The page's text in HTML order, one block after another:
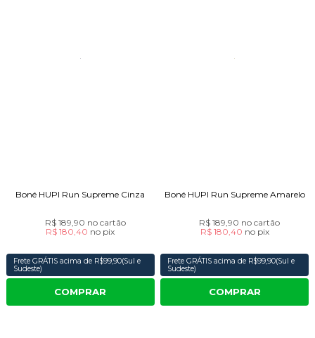
Boné HUPI Run Supreme Cinza
R$ 189,90 no cartão
R$ 180,40 no pix
Frete GRÁTIS acima de R$99,90(Sul e
Sudeste)
COMPRAR
Boné HUPI Run Supreme Amarelo
R$ 189,90 no cartão
R$ 180,40 no pix
Frete GRÁTIS acima de R$99,90(Sul e
Sudeste)
COMPRAR